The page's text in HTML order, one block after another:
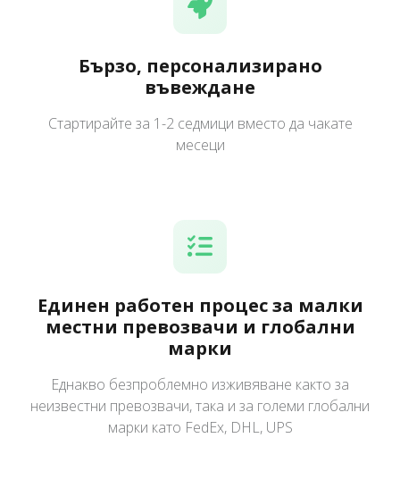
Бързо, персонализирано
въвеждане
Стартирайте за 1-2 седмици вместо да чакате
месеци
Единен работен процес за малки
местни превозвачи и глобални
марки
Еднакво безпроблемно изживяване както за
неизвестни превозвачи, така и за големи глобални
марки като FedEx, DHL, UPS